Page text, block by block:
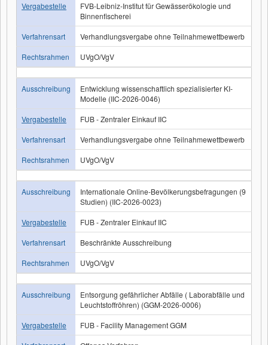
Vergabestelle
FVB-Leibniz-Institut für Gewässerökologie und
Binnenfischerei
Verfahrensart
Verhandlungsvergabe ohne Teilnahmewettbewerb
Rechtsrahmen
UVgO/VgV
Ausschreibung
Entwicklung wissenschaftlich spezialisierter KI-
Modelle (IIC-2026-0046)
Vergabestelle
FUB - Zentraler Einkauf IIC
Verfahrensart
Verhandlungsvergabe ohne Teilnahmewettbewerb
Rechtsrahmen
UVgO/VgV
Ausschreibung
Internationale Online-Bevölkerungsbefragungen (9
Studien) (IIC-2026-0023)
Vergabestelle
FUB - Zentraler Einkauf IIC
Verfahrensart
Beschränkte Ausschreibung
Rechtsrahmen
UVgO/VgV
Ausschreibung
Entsorgung gefährlicher Abfälle ( Laborabfälle und
Leuchtstoffröhren) (GGM-2026-0006)
Vergabestelle
FUB - Facility Management GGM